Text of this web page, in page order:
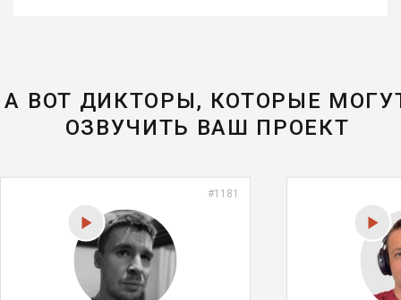
А ВОТ ДИКТОРЫ, КОТОРЫЕ
ОЗВУЧИТЬ ВАШ ПРОЕКТ
#1181